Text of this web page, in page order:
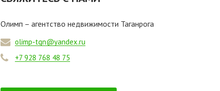
Олимп – агентство недвижимости Таганрога
olimp-tgn@yandex.ru
+7 928 768 48 75